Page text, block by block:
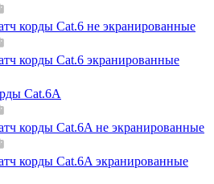
корды Cat.6 не экранированные
корды Cat.6 экранированные
Cat.6A
корды Cat.6A не экранированные
корды Cat.6A экранированные